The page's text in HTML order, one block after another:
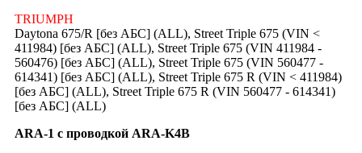
TRIUMPH
Daytona 675/R [без АБС] (ALL), Street Triple 675 (VIN <
411984) [без АБС] (ALL), Street Triple 675 (VIN 411984 -
560476) [без АБС] (ALL), Street Triple 675 (VIN 560477 -
614341) [без АБС] (ALL), Street Triple 675 R (VIN < 411984)
[без АБС] (ALL), Street Triple 675 R (VIN 560477 - 614341)
[без АБС] (ALL)
ARA-1 с проводкой ARA-K4B